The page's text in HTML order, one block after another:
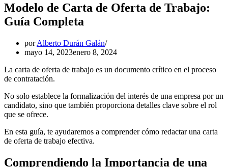
Modelo de Carta de Oferta de Trabajo:
Guía Completa
porAlberto Durán Galán
mayo 14, 2023enero 8, 2024
La carta de oferta de trabajo es un documento crítico en el proceso
de contratación.
No solo establece la formalización del interés de una empresa por un
candidato, sino que también proporciona detalles clave sobre el rol
que se ofrece.
En esta guía, te ayudaremos a comprender cómo redactar una carta
de oferta de trabajo efectiva.
Comprendiendo la Importancia de una